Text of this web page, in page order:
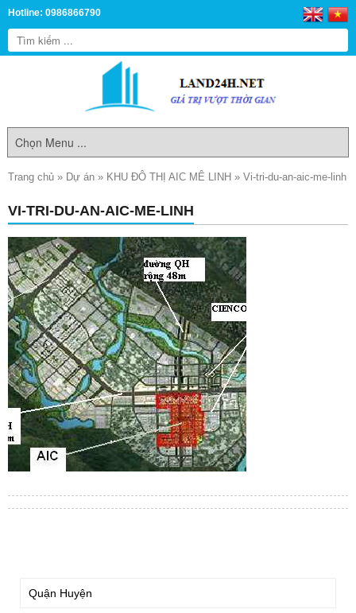
Hotline: 0986866790
Trang chủ » Dự án » KHU ĐÔ THỊ AIC MÊ LINH » Vi-tri-du-an-aic-me-linh
VI-TRI-DU-AN-AIC-ME-LINH